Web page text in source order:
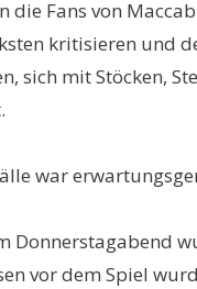
die Fans von
kritisieren und
sich mit Stöcken,
war
Donnerstagabend
vor dem Spiel